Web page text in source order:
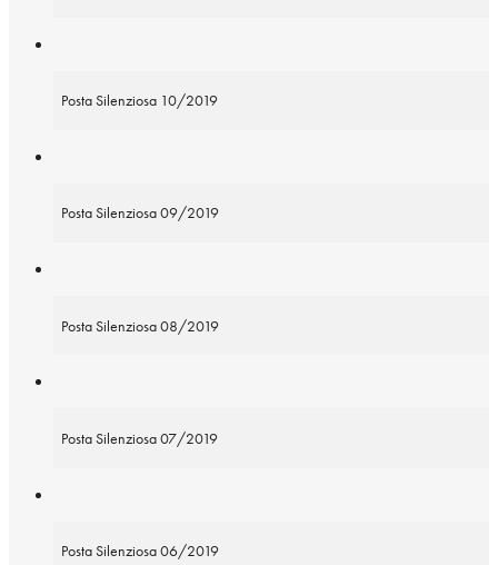
Posta Silenziosa 10/2019
Posta Silenziosa 09/2019
Posta Silenziosa 08/2019
Posta Silenziosa 07/2019
Posta Silenziosa 06/2019